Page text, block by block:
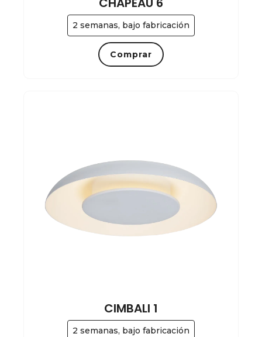
2 semanas, bajo fabricación
Comprar
2 semanas, bajo fabricación
CIMBALI 1